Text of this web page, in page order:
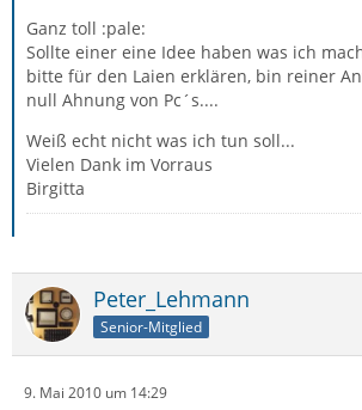
Ganz toll :pale:
Sollte einer eine Idee haben was ich
bitte für den Laien erklären, bin reiner
null Ahnung von Pc´s....
Weiß echt nicht was ich tun soll...
Vielen Dank im Vorraus
Birgitta
Peter_Lehmann
Senior-Mitglied
9. Mai 2010 um 14:29